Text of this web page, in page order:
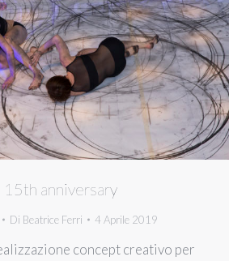
anniversary
Di Beatrice Ferri 4 Aprile 2019
concept creativo per